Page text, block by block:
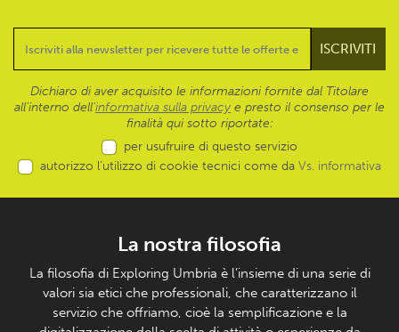
Dichiaro di aver acquisito le informazioni fornite dal Titolare
all’interno dell'informativa sulla privacy e presto il consenso per le
finalità qui sotto riportate:
per usufruire di questo servizio
autorizzo l’utilizzo di cookie tecnici come da Vs. informativa
La nostra filosofia
La filosofia di Exploring Umbria è l’insieme di una serie di
valori sia etici che professionali, che caratterizzano il
servizio che offriamo, cioè la semplificazione e la